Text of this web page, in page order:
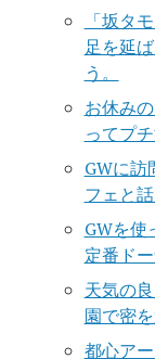
「坂タ
足を延
う。
お休み
ってプ
GWに訪
フェと
GWを使
定番ド
天気の
園で密
都心ア